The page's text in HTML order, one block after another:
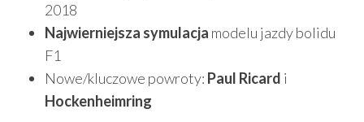
2018
Najwierniejsza symulacja modelu jazdy bolidu
F1
Nowe/kluczowe powroty: Paul Ricard i
Hockenheimring